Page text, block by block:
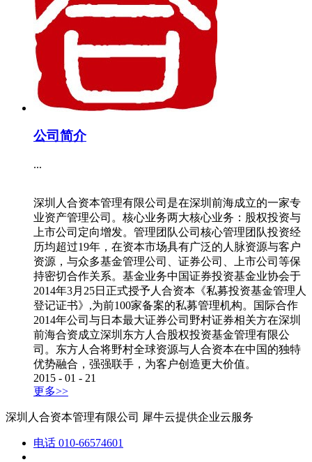
公司简介
...
深圳人合资本管理有限公司是在深圳前海成立的一家专
业资产管理公司。核心业务两大核心业务：股权投资与
上市公司定向增发。管理团队公司核心管理团队投资经
历均超过19年，在资本市场具有广泛的人脉资源与客户
资源，与众多基金管理公司、证券公司、上市公司等保
持密切合作关系。基金业务中国证券投资基金业协会于
2014年3月25日正式授予人合资本《私募投资基金管理人
登记证书》,为前100家备案的私募管理机构。国际合作
2014年公司与日本最大证券公司野村证券相关方在深圳
前海合资成立深圳东方人合股权投资基金管理有限公
司。东方人合将野村全球资源与人合资本在中国的独特
优势融合，强强联手，为客户创造更大价值。
2015 - 01 - 21
更多>>
深圳人合资本管理有限公司 犀牛云提供企业云服务
电话 010-66574601